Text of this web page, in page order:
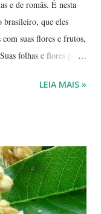
e de romãs. É nesta
brasileiro, que eles
suas flores e frutos,
folhas e flores por
No meio das flores
Sim, eles nos
a sério: São
e por aí vai ... E,
começa. Caramboleira -
LEIA MAIS »